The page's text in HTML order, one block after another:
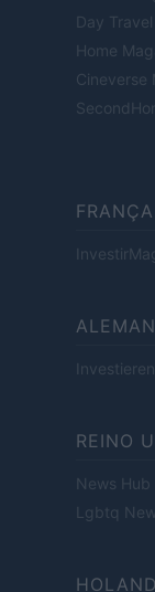
Day
Home
Cineverse
FRANÇA
REINO
News Hub
Lgbtq